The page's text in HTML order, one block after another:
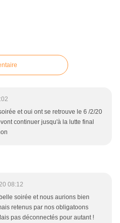
et oui ont se retrouve le 6 /2/20
continuer jusqu'à la lutte final
08:12
soirée et nous aurions bien
retenus par nos obligatoons
pas déconnectés pour autant !